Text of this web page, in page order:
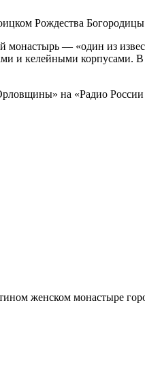
— ​«один из
и келейными корпусами.
на «Радио
женском монастыре